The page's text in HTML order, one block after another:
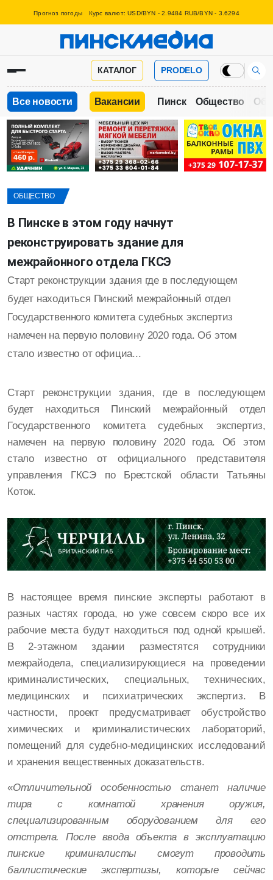
Прогноз погоды Курс валют: USD/BYN - 2.9484 RUB/BYN - 3.6294
КАТАЛОГ PRODELO
Все новости Вакансии Пинск Общество
ОБЩЕСТВО
В Пинске в этом году начнут
реконструировать здание для
межрайонного отдела ГКСЭ
Старт реконструкции здания где в последующем
будет находиться Пинский межрайонный отдел
Государственного комитета судебных экспертиз
намечен на первую половину 2020 года. Об этом
стало известно от официа...
Старт реконструкции здания, где в последующем
будет находиться Пинский межрайонный отдел
Государственного комитета судебных экспертиз,
намечен на первую половину 2020 года. Об этом
стало известно от официального представителя
управления ГКСЭ по Брестской области Татьяны
Коток.
В настоящее время пинские эксперты работают в
разных частях города, но уже совсем скоро все их
рабочие места будут находиться под одной крышей.
В 2-этажном здании разместятся сотрудники
межрайодела, специализирующиеся на проведении
криминалистических, специальных, технических,
медицинских и психиатрических экспертиз. В
частности, проект предусматривает обустройство
химических и криминалистических лабораторий,
помещений для судебно-медицинских исследований
и хранения вещественных доказательств.
«Отличительной особенностью станет наличие
тира с комнатой хранения оружия,
специализированным оборудованием для его
отстрела. После ввода объекта в эксплуатацию
пинские криминалисты смогут проводить
баллистические экспертизы, которые сейчас